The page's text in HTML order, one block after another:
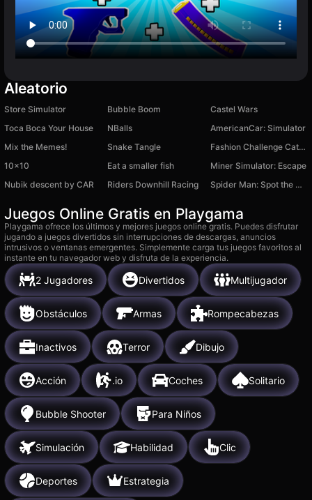
Aleatorio
Store Simulator Bubble Boom
Castel Wars
Toca Boca Your House
NBalls
AmericanCar: Simulator
Mix the Memes!
Snake Tangle
Fashion Challenge Catwalk Run
10x10
Eat a smaller fish
Miner Simulator: Escape
Nubik descent by CAR
Riders Downhill Racing Spider Man: Spot the Differences!
Juegos Online Gratis en Playgama
Playgama ofrece los últimos y mejores juegos online gratis. Puedes disfrutar
jugando a juegos divertidos sin interrupciones de descargas, anuncios
intrusivos o ventanas emergentes. Simplemente carga tus juegos favoritos al
instante en tu navegador web y disfruta de la experiencia.
2 Jugadores Divertidos Multijugador
Obstáculos Armas Rompecabezas
Inactivos Terror Dibujo
Acción .io Coches Solitario
Bubble Shooter Para Niños
Simulación Habilidad Clic
Deportes Estrategia